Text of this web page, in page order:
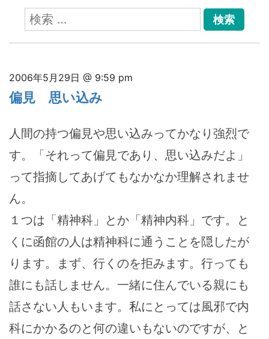
検
索:
2006年5月29日 @ 9:59 pm
偏見 思い込み
人間の持つ偏見や思い込みってかなり強烈で
す。「それって偏見であり、思い込みだよ」
って指摘してあげてもなかなか理解されませ
ん。
１つは「精神科」とか「精神内科」です。と
くに函館の人は精神科に通うことを隠したが
ります。まず、行くのを拒みます。行っても
誰にも話しません。一緒に住んでいる親にも
話さない人もいます。私にとっては風邪で内
科にかかるのと何の違いもないのですが、と